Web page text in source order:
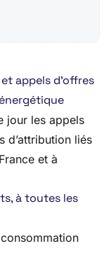
appels d’offres
jour les appels
d’attribution liés
et à
à toutes les